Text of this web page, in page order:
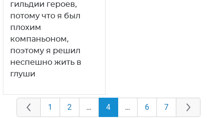
гильдии героев,
потому что я был
плохим
компаньоном,
поэтому я решил
неспешно жить в
глуши
1 2 … 4 … 6 7